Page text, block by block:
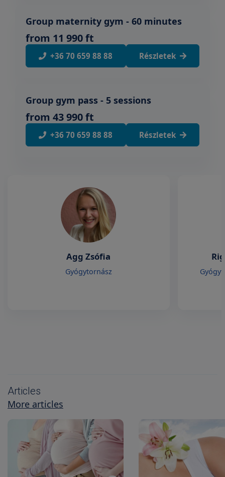
Group maternity gym - 60 minutes
from 11 990 ft
+36 70 659 88 88 Részletek
Group gym pass - 5 sessions
from 43 990 ft
+36 70 659 88 88 Részletek
Agg Zsófia
Gyógytornász
Articles
More articles